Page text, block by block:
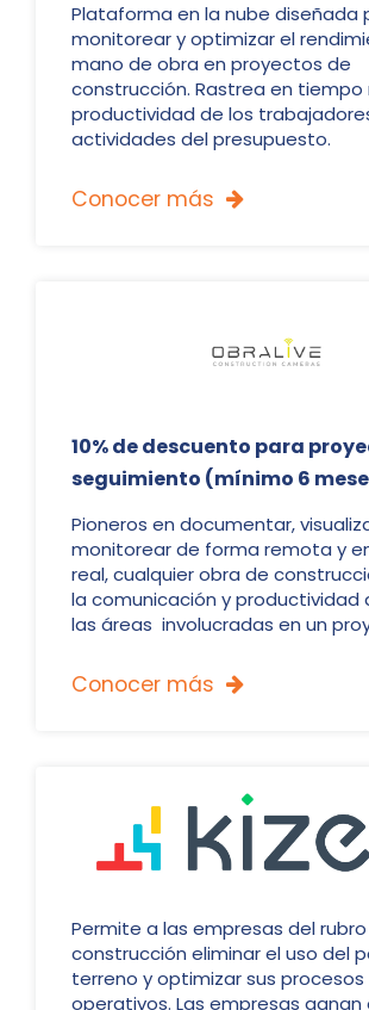
Plataforma en la nube diseñada
monitorear y optimizar el
mano de obra en proyectos de
construcción. Rastrea en tiempo
productividad de los
actividades del presupuesto.
Conocer más 
10% de descuento para
seguimiento (mínimo 6
Pioneros en documentar,
monitorear de forma remota y
real, cualquier obra de
la comunicación y productividad
las áreas involucradas en un
Conocer más 
Permite a las empresas del
construcción eliminar el uso del
terreno y optimizar sus procesos
operativos. Las empresas ganan